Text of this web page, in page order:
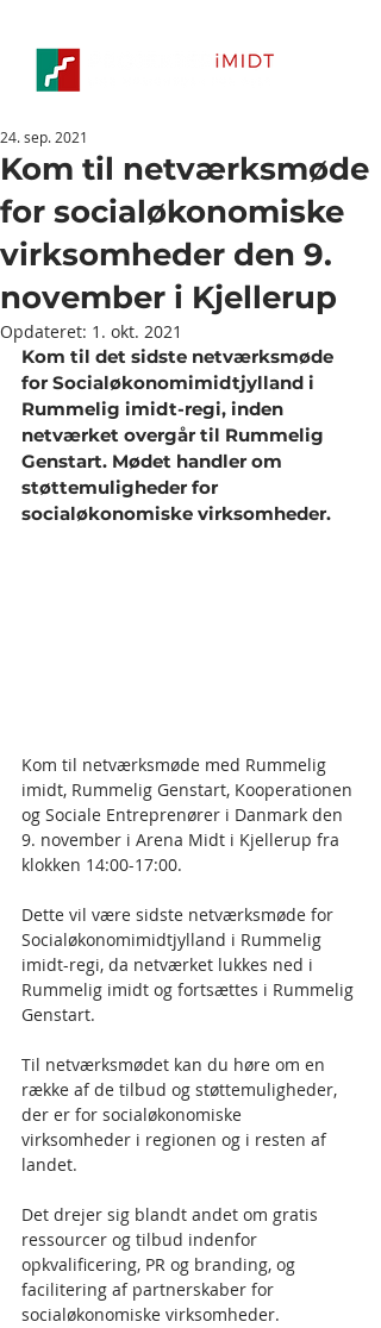
Kom til netværksmøde
for socialøkonomiske
virksomheder den 9.
november i Kjellerup
24. sep. 2021
Opdateret: 1. okt. 2021
Kom til det sidste netværksmøde
for Socialøkonomimidtjylland i
Rummelig imidt-regi, inden
netværket overgår til Rummelig
Genstart. Mødet handler om
støttemuligheder for
socialøkonomiske virksomheder.
Kom til netværksmøde med Rummelig
imidt, Rummelig Genstart, Kooperationen
og Sociale Entreprenører i Danmark den
9. november i Arena Midt i Kjellerup fra
klokken 14:00-17:00.
Dette vil være sidste netværksmøde for
Socialøkonomimidtjylland i Rummelig
imidt-regi, da netværket lukkes ned i
Rummelig imidt og fortsættes i Rummelig
Genstart.
Til netværksmødet kan du høre om en
række af de tilbud og støttemuligheder,
der er for socialøkonomiske
virksomheder i regionen og i resten af
landet.
Det drejer sig blandt andet om gratis
ressourcer og tilbud indenfor
opkvalificering, PR og branding, og
facilitering af partnerskaber for
socialøkonomiske virksomheder.